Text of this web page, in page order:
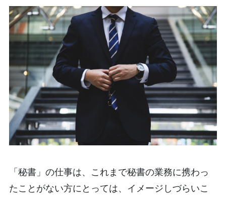
「秘書」の仕事は、これまで秘書の業務に携わっ
たことがない方にとっては、イメージしづらいこ